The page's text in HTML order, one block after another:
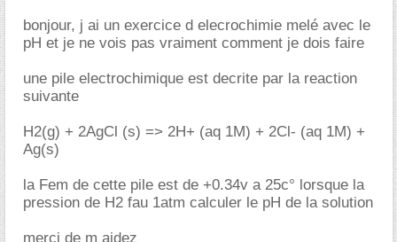
bonjour, j ai un exercice d elecrochimie melé avec le
pH et je ne vois pas vraiment comment je dois faire
une pile electrochimique est decrite par la reaction
suivante
H2(g) + 2AgCl (s) => 2H+ (aq 1M) + 2Cl- (aq 1M) +
Ag(s)
la Fem de cette pile est de +0.34v a 25c° lorsque la
pression de H2 fau 1atm calculer le pH de la solution
merci de m aidez